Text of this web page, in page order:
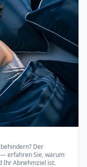
Der
erfahren Sie, warum
Ihr Abnehmziel ist.